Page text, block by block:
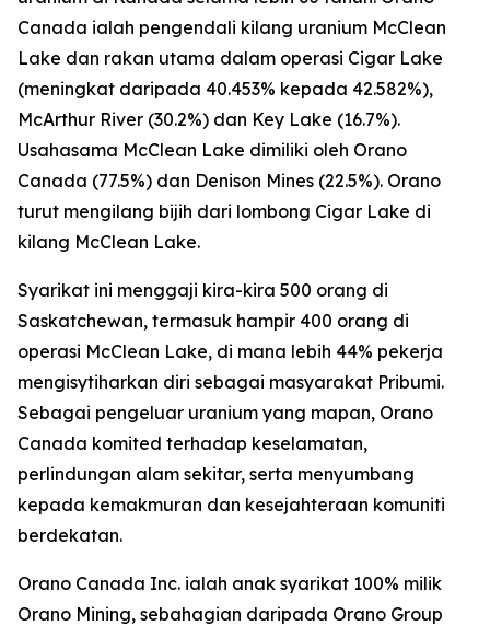
Canada ialah pengendali kilang uranium McClean
Lake dan rakan utama dalam operasi Cigar Lake
(meningkat daripada 40.453% kepada 42.582%),
McArthur River (30.2%) dan Key Lake (16.7%).
Usahasama McClean Lake dimiliki oleh Orano
Canada (77.5%) dan Denison Mines (22.5%). Orano
turut mengilang bijih dari lombong Cigar Lake di
kilang McClean Lake.
Syarikat ini menggaji kira-kira 500 orang di
Saskatchewan, termasuk hampir 400 orang di
operasi McClean Lake, di mana lebih 44% pekerja
mengisytiharkan diri sebagai masyarakat Pribumi.
Sebagai pengeluar uranium yang mapan, Orano
Canada komited terhadap keselamatan,
perlindungan alam sekitar, serta menyumbang
kepada kemakmuran dan kesejahteraan komuniti
berdekatan.
Orano Canada Inc. ialah anak syarikat 100% milik
Orano Mining, sebahagian daripada Orano Group